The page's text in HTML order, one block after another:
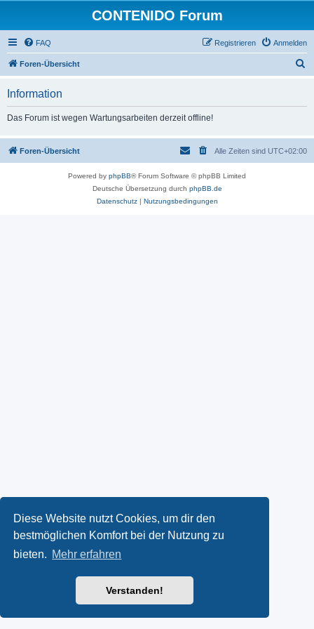
Diese Website nutzt Cookies, um dir den
bestmöglichen Komfort bei der Nutzung zu
bieten. Mehr erfahren
Verstanden!
CONTENIDO Forum
FAQ Anmelden
Registrieren
Foren-Übersicht
Information
Das Forum ist wegen Wartungsarbeiten derzeit offline!
Foren-Übersicht Alle Zeiten sind UTC+02:00
Powered by phpBB® Forum Software © phpBB Limited
Deutsche Übersetzung durch phpBB.de
Datenschutz| Nutzungsbedingungen